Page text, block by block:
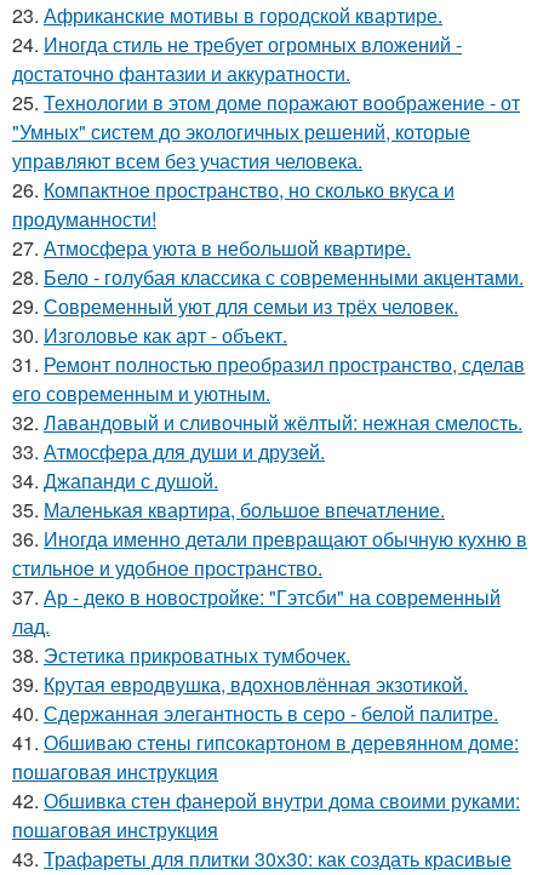
23. Африканские мотивы в городской квартире.
24. Иногда стиль не требует огромных вложений -
достаточно фантазии и аккуратности.
25. Технологии в этом доме поражают воображение - от
"Умных" систем до экологичных решений, которые
управляют всем без участия человека.
26. Компактное пространство, но сколько вкуса и
продуманности!
27. Атмосфера уюта в небольшой квартире.
28. Бело - голубая классика с современными акцентами.
29. Современный уют для семьи из трёх человек.
30. Изголовье как арт - объект.
31. Ремонт полностью преобразил пространство, сделав
его современным и уютным.
32. Лавандовый и сливочный жёлтый: нежная смелость.
33. Атмосфера для души и друзей.
34. Джапанди с душой.
35. Маленькая квартира, большое впечатление.
36. Иногда именно детали превращают обычную кухню в
стильное и удобное пространство.
37. Ар - деко в новостройке: "Гэтсби" на современный
лад.
38. Эстетика прикроватных тумбочек.
39. Крутая евродвушка, вдохновлённая экзотикой.
40. Сдержанная элегантность в серо - белой палитре.
41. Обшиваю стены гипсокартоном в деревянном доме:
пошаговая инструкция
42. Обшивка стен фанерой внутри дома своими руками:
пошаговая инструкция
43. Трафареты для плитки 30х30: как создать красивые